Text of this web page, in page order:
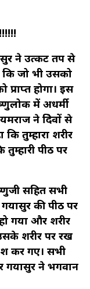
ने उत्कट तप से
कि जो भी उसको
प्राप्त होगा। इस
में अधर्मी
ने त्रिदेवों से
तुम्हारा शरीर
पीठ पर
सहित सभी
की पीठ पर
गया और शरीर
शरीर पर रख
कर गए। सभी
गयासुर ने भगवान